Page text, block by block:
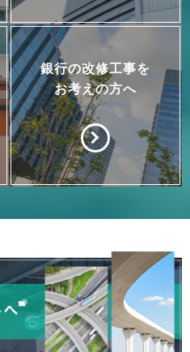
銀行の改修工事を
お考えの方へ